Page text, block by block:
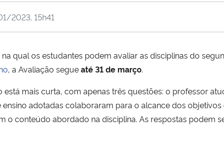
2023, 15h41
qual os estudantes podem avaliar as disciplinas do
, a Avaliação segueaté 31 de março.
mais curta, com apenas três questões: o professor
adotadas colaboraram para o alcance dos objetivos
conteúdo abordado na disciplina. As respostas podem